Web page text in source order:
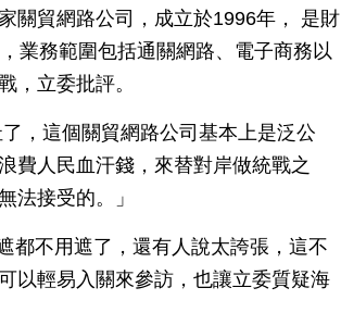
關貿網路公司，成立於1996年， 是財
業務範圍包括通關網路、電子商務以
，立委批評。
，這個關貿網路公司基本上是泛公
費人民血汗錢，來替對岸做統戰之
法接受的。」
都不用遮了，還有人說太誇張，這不
以輕易入關來參訪，也讓立委質疑海